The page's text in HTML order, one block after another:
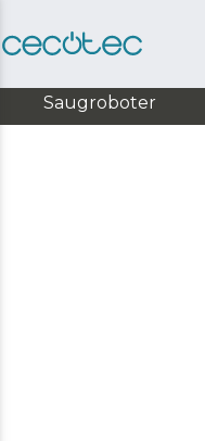
Saugroboter